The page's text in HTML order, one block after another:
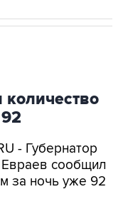
количество
- Губернатор
сообщил
за ночь уже 92